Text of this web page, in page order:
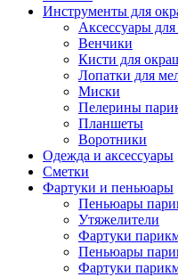
Инструменты для
Аксессуары
Венчики
Кисти для
Лопатки для
Миски
Пелерины
Планшеты
Воротники
Одежда и аксессуары
Сметки
Фартуки и пеньюары
Пеньюары
Утяжелители
Фартуки
Пеньюары
Фартуки